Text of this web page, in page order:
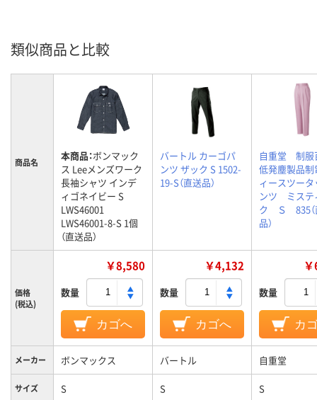
類似商品と比較
商品名 本商品：ボンマック
ス Leeメンズワーク
長袖シャツ インデ
ィゴネイビー S
LWS46001
LWS46001-8-S 1個
（直送品）
バートル カーゴパ
ンツ ザック S 1502-
19-S（直送品）
自重堂 制
低発塵製品制
ィースツー
ンツ ミステ
ク Ｓ 835（
品）
価格
(税込)
￥8,580
数量
カゴへ
￥4,132
数量
カゴへ
数量
カ
メーカー ボンマックス バートル 自重堂
サイズ S S S